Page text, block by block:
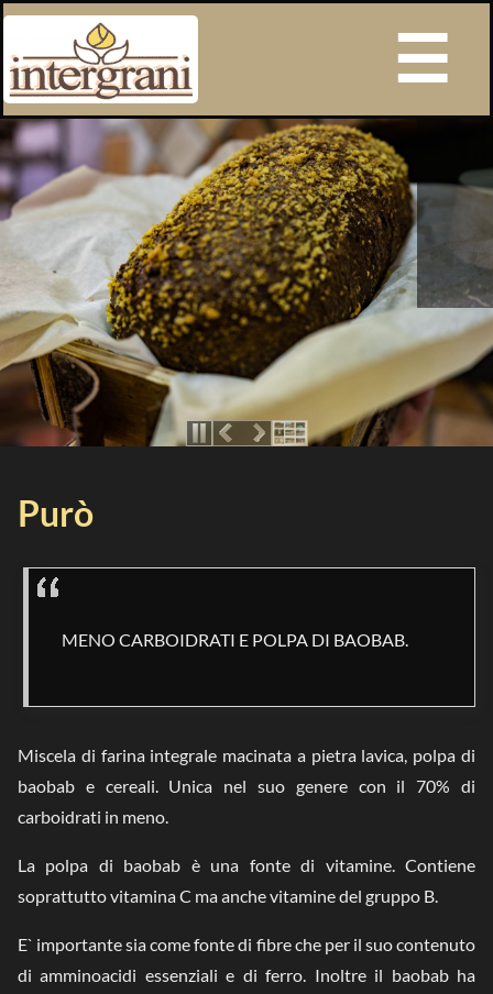
Intergrani s.r.l.
Purò
MENO CARBOIDRATI E POLPA DI BAOBAB.
Miscela di farina integrale macinata a pietra lavica, polpa di
baobab e cereali. Unica nel suo genere con il 70% di
carboidrati in meno.
La polpa di baobab è una fonte di vitamine. Contiene
soprattutto vitamina C ma anche vitamine del gruppo B.
E` importante sia come fonte di fibre che per il suo contenuto
di amminoacidi essenziali e di ferro. Inoltre il baobab ha